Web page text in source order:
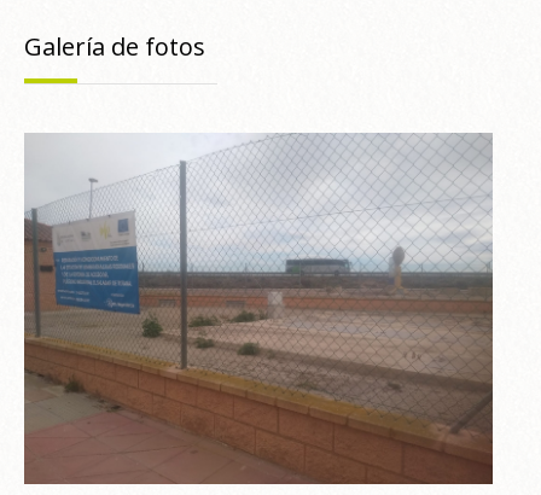
Galería de fotos